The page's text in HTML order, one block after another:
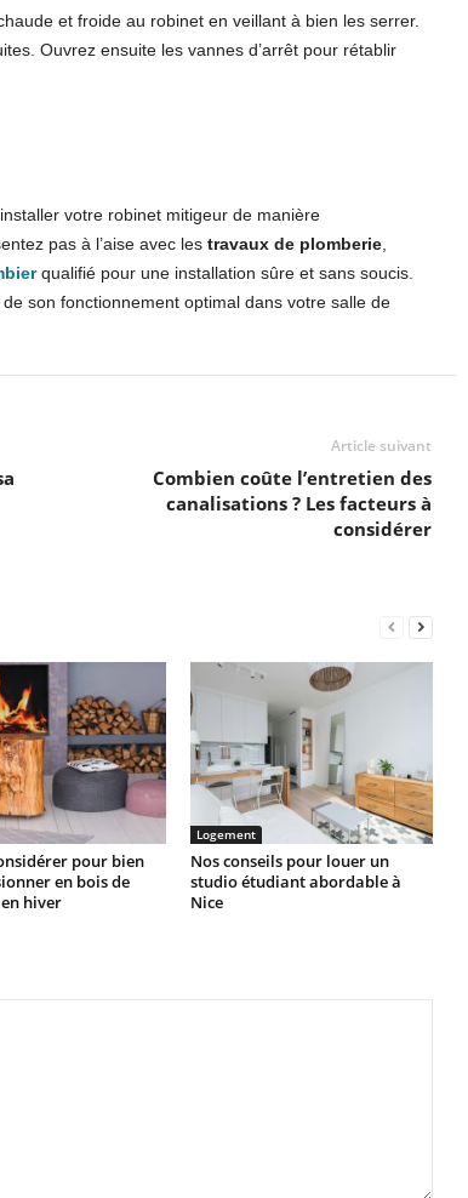
et froide au robinet en veillant à bien les serrer.
Ouvrez ensuite les vannes d’arrêt pour rétablir
votre robinet mitigeur de manière
pas à l’aise avec les travaux de plomberie,
qualifié pour une installation sûre et sans soucis.
son fonctionnement optimal dans votre salle de
Article suivant
Combien coûte l’entretien des
canalisations ? Les facteurs à
considérer
pour bien
en bois de
hiver
Logement
Nos conseils pour louer un
studio étudiant abordable à
Nice